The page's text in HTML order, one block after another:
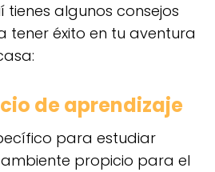
tienes algunos consejos
tener éxito en tu aventura
de aprendizaje
para estudiar
propicio para el